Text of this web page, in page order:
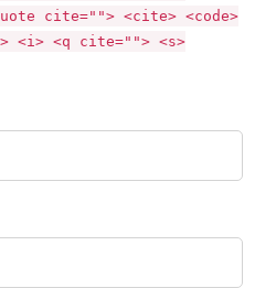
cite=""> <cite> <code>
<i> <q cite=""> <s>